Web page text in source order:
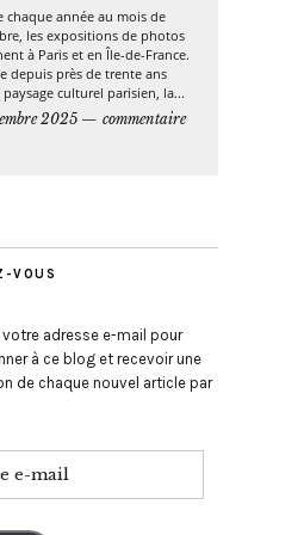
chaque année au mois de
les expositions de photos
à Paris et en Île-de-France.
depuis près de trente ans
culturel parisien, la...
2025
commentaire
VOUS
adresse e-mail pour
à ce blog et recevoir une
de chaque nouvel article par